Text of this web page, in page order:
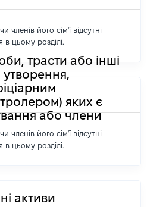
членів його сім'ї відсутні
в цьому розділі.
трасти або інші
утворення,
яких є
або члени
членів його сім'ї відсутні
в цьому розділі.
активи